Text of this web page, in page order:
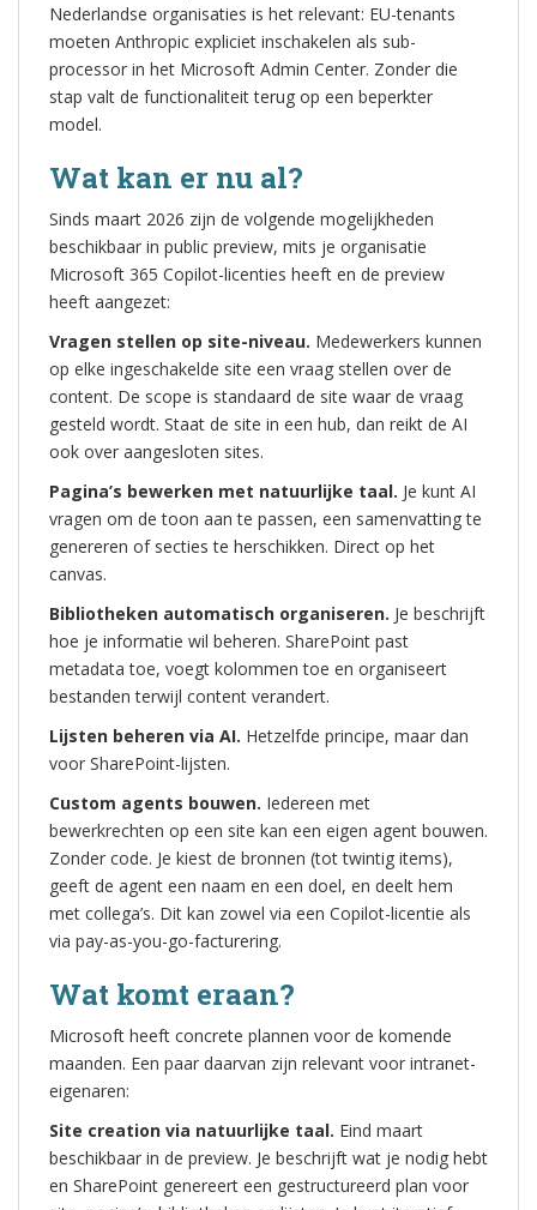
Nederlandse organisaties is het relevant: EU-tenants
moeten Anthropic expliciet inschakelen als sub-
processor in het Microsoft Admin Center. Zonder die
stap valt de functionaliteit terug op een beperkter
model.
Wat kan er nu al?
Sinds maart 2026 zijn de volgende mogelijkheden
beschikbaar in public preview, mits je organisatie
Microsoft 365 Copilot-licenties heeft en de preview
heeft aangezet:
Vragen stellen op site-niveau. Medewerkers kunnen
op elke ingeschakelde site een vraag stellen over de
content. De scope is standaard de site waar de vraag
gesteld wordt. Staat de site in een hub, dan reikt de AI
ook over aangesloten sites.
Pagina’s bewerken met natuurlijke taal. Je kunt AI
vragen om de toon aan te passen, een samenvatting te
genereren of secties te herschikken. Direct op het
canvas.
Bibliotheken automatisch organiseren. Je beschrijft
hoe je informatie wil beheren. SharePoint past
metadata toe, voegt kolommen toe en organiseert
bestanden terwijl content verandert.
Lijsten beheren via AI. Hetzelfde principe, maar dan
voor SharePoint-lijsten.
Custom agents bouwen. Iedereen met
bewerkrechten op een site kan een eigen agent bouwen.
Zonder code. Je kiest de bronnen (tot twintig items),
geeft de agent een naam en een doel, en deelt hem
met collega’s. Dit kan zowel via een Copilot-licentie als
via pay-as-you-go-facturering.
Wat komt eraan?
Microsoft heeft concrete plannen voor de komende
maanden. Een paar daarvan zijn relevant voor intranet-
eigenaren:
Site creation via natuurlijke taal. Eind maart
beschikbaar in de preview. Je beschrijft wat je nodig hebt
en SharePoint genereert een gestructureerd plan voor